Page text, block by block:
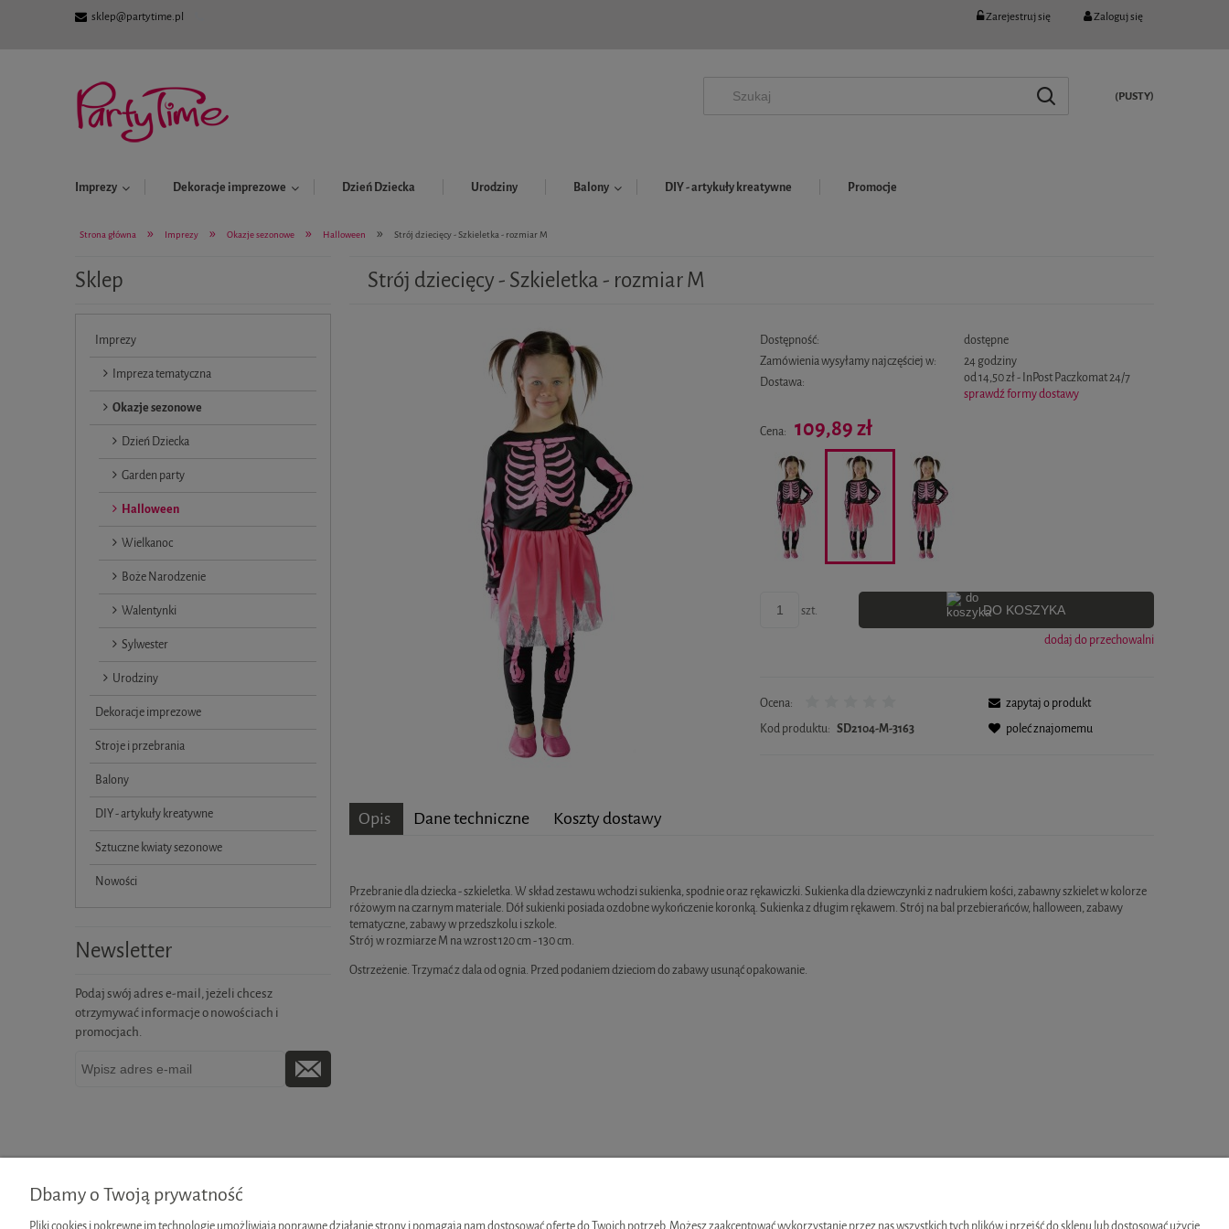
sklep@partytime.pl Zarejestruj się Zaloguj się
(PUSTY)
Imprezy Dekoracje imprezowe Dzień Dziecka Urodziny Balony DIY - artykuły kreatywne Promocje
Strona główna » Imprezy » Okazje sezonowe » Halloween » Strój dziecięcy - Szkieletka - rozmiar M
Sklep
Imprezy
Impreza tematyczna
Okazje sezonowe
Dzień Dziecka
Garden party
Halloween
Wielkanoc
Boże Narodzenie
Walentynki
Sylwester
Urodziny
Dekoracje imprezowe
Stroje i przebrania
Balony
DIY - artykuły kreatywne
Sztuczne kwiaty sezonowe
Nowości
Newsletter
Podaj swój adres e-mail, jeżeli chcesz
otrzymywać informacje o nowościach i
promocjach.
Strój dziecięcy - Szkieletka - rozmiar M
Dostępność:
dostępne
Zamówienia wysyłamy najczęściej w:
24 godziny
Dostawa:
od 14,50 zł- InPost Paczkomat 24/7
sprawdź formy dostawy
Cena: 109,89 zł
szt. DO KOSZYKA
dodaj do przechowalni
Ocena:
Kod produktu: SD2104-M-3163
zapytaj o produkt
poleć znajomemu
Opis Dane techniczne Koszty dostawy
Przebranie dla dziecka - szkieletka. W skład zestawu wchodzi sukienka, spodnie oraz rękawiczki. Sukienka dla dziewczynki z nadrukiem kości, zabawny szkielet w kolorze
różowym na czarnym materiale. Dół sukienki posiada ozdobne wykończenie koronką. Sukienka z długim rękawem. Strój na bal przebierańców, halloween, zabawy
tematyczne, zabawy w przedszkolu i szkole.
Strój w rozmiarze M na wzrost 120 cm - 130 cm.
Ostrzeżenie. Trzymać z dala od ognia. Przed podaniem dzieciom do zabawy usunąć opakowanie.
Dbamy o Twoją prywatność
Pliki cookies i pokrewne im technologie umożliwiają poprawne działanie strony i pomagają nam dostosować ofertę do Twoich potrzeb. Możesz zaakceptować wykorzystanie przez nas wszystkich tych plików i przejść do sklepu lub dostosować użycie